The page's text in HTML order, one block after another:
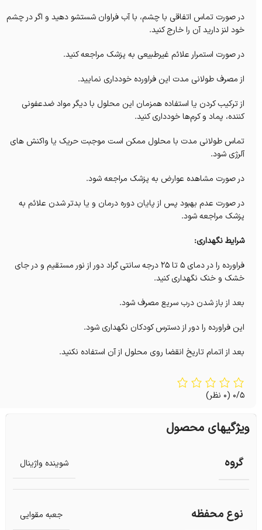
در صورت تماس اتفاقی با چشم، با آب فراوان شستشو دهید و اگر در چشم
خود لنز دارید آن را خارج کنید.
در صورت استمرار علائم غیرطبیعی به پزشک مراجعه کنید.
از مصرف طولانی مدت این فراورده خودداری نمایید.
از ترکیب کردن یا استفاده همزمان این محلول با دیگر مواد ضدعفونی
کننده، پماد و کرم‌ها خودداری کنید.
تماس طولانی مدت با محلول ممکن است موجبت حریک یا واکنش های
آلرژی شود.
در صورت مشاهده عوارض به پزشک مراجعه شود.
در صورت عدم بهبود پس از پایان دوره درمان و یا بدتر شدن علائم به
پزشک مراجعه شود.
شرایط نگهداری:
فراورده را در دمای 5 تا 25 درجه سانتی گراد دور از نور مستقیم و در جای
خشک و خنک نگهداری کنید.
بعد از باز شدن درب سریع مصرف شود.
این فراورده را دور از دسترس کودکان نگهداری شود.
بعد از اتمام تاریخ انقضا روی محلول از آن استفاده نکنید.
0/5 (0 نظر)
ویژگیهای محصول
گروه شوینده واژینال
نوع محفظه جعبه مقوایی